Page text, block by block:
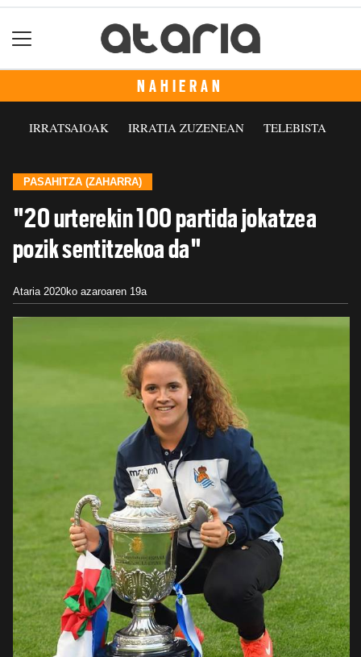
NAHIERAN
IRRATSAIOAK IRRATIA ZUZENEAN TELEBISTA
PASAHITZA (ZAHARRA)
"20 urterekin 100 partida jokatzea
pozik sentitzekoa da"
Ataria 2020ko azaroaren 19a